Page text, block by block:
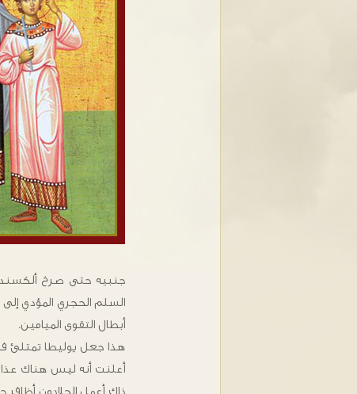
جنبيه حتى صرخ
السلم الحجري المؤدي
أبطال التقوى الميامين.
هذا جعل يوليطا تمتلئ
أعلنت أنه ليس هناك
ذاك أعمل الجلادون